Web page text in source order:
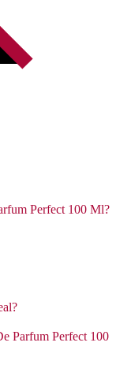
Perfect 100 Ml?
Parfum Perfect 100